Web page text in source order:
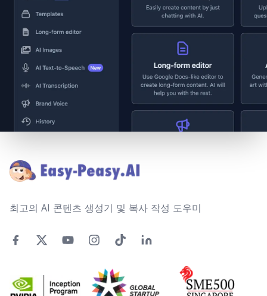
최고의 AI 콘텐츠 생성기 및 복사 작성 도우미